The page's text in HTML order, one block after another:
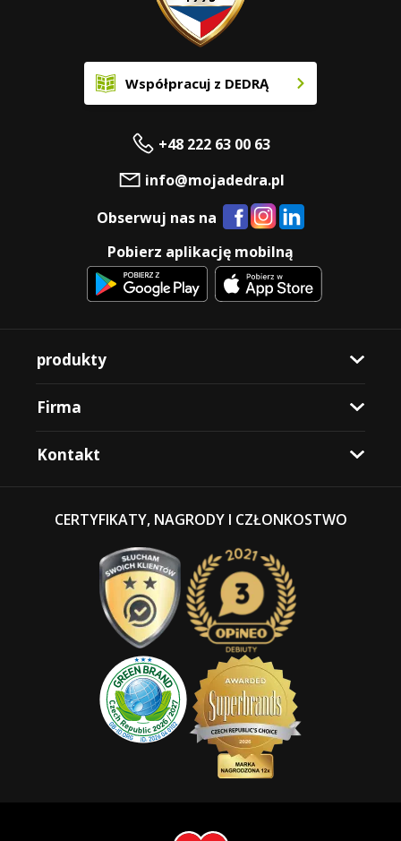
Współpracuj z DEDRĄ
+48 222 63 00 63
info@mojadedra.pl
Obserwuj nas na
Pobierz aplikację mobilną
produkty
Firma
Kontakt
CERTYFIKATY, NAGRODY I CZŁONKOSTWO